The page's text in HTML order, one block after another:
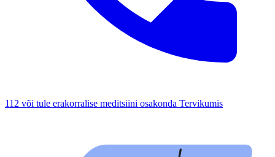
112 või tule erakorralise meditsiini osakonda Tervikumis